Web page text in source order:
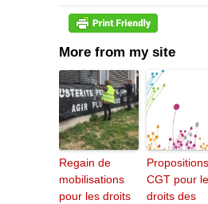
More from my site
Regain de
mobilisations
pour les droits
Propositions
CGT pour
droits des